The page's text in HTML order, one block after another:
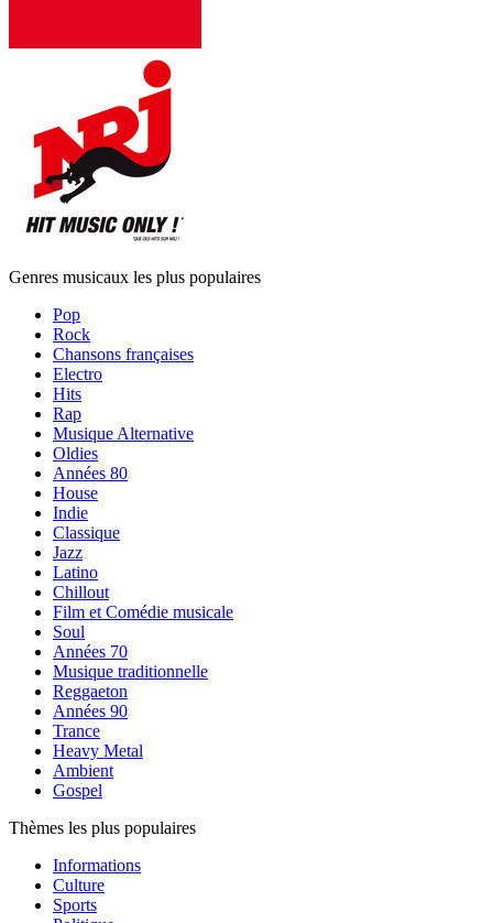
Genres musicaux les plus populaires
Pop
Rock
Chansons françaises
Electro
Hits
Rap
Musique Alternative
Oldies
Années 80
House
Indie
Classique
Jazz
Latino
Chillout
Film et Comédie musicale
Soul
Années 70
Musique traditionnelle
Reggaeton
Années 90
Trance
Heavy Metal
Ambient
Gospel
Thèmes les plus populaires
Informations
Culture
Sports